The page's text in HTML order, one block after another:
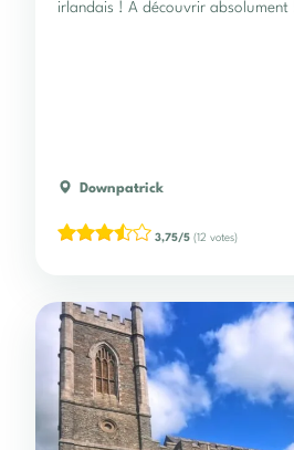
irlandais ! A découvrir absolument
Downpatrick
3,75/5 (12 votes)